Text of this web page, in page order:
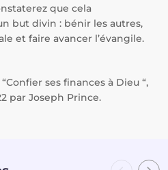
que cela
but divin : bénir les autres,
et faire avancer l’évangile.
ses finances à Dieu “,
par Joseph Prince.